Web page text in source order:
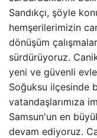
Sandıkçı, şöyle
hemşerilerimizin
dönüşüm
sürdürüyoruz.
yeni ve güvenli
Soğuksu ilçesinde
vatandaşlarımıza
Samsun'un en
devam ediyoruz.